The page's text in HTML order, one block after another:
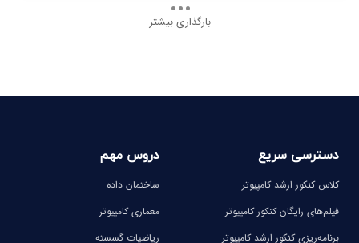
بارگذاری بیشتر
دسترسی سریع
کلاس کنکور ارشد کامپیوتر
فیلم‌های رایگان کنکور کامپیوتر
برنامه‌ریزی کنکور ارشد کامپیوتر
دروس مهم
ساختمان داده
معماری کامپیوتر
ریاضیات گسسته